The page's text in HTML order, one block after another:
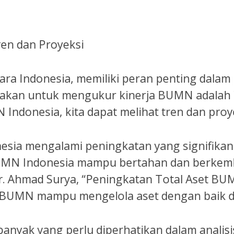
dan Proyeksi
Indonesia, memiliki peran penting
untuk mengukur kinerja BUMN
Indonesia, kita dapat melihat tren dan
mengalami peningkatan yang
Indonesia mampu bertahan dan
Surya, “Peningkatan Total Aset
mampu mengelola aset dengan baik
yang perlu diperhatikan dalam